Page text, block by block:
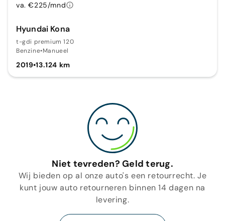
Hyundai Kona
t-gdi premium 120
Benzine•Manueel
2019•13.124 km
va. €225/mnd
Niet tevreden? Geld terug.
Wij bieden op al onze auto's een retourrecht. Je
kunt jouw auto retourneren binnen 14 dagen na
levering.